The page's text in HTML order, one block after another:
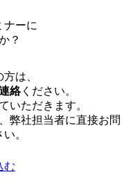
ナーに
？
は、
絡ください。
いただきます。
弊社担当者に直接お問
。
む